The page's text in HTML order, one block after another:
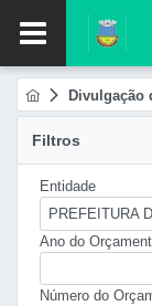
Divulgação
Filtros
Entidade
PREFEITURA
Ano do
Número do